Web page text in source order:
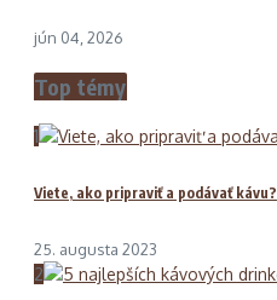
jún 04, 2026
Top témy
1
Viete, ako pripraviť a podávať kávu?
25. augusta 2023
2